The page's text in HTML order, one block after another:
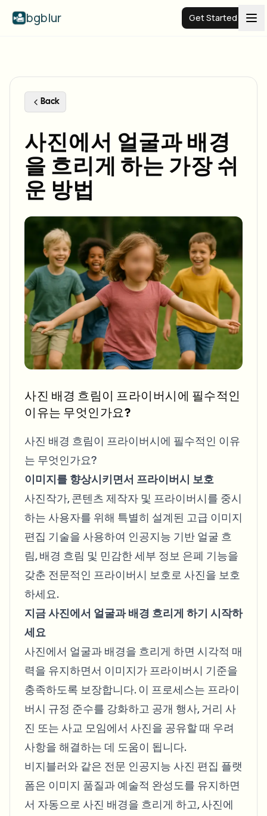
bgblur Get Started
Pricing
Examples
View all examples
Browse the full example library
Blur Face
Blur License Plate
Blur Background
Blur Anything
Screen recording blur
GDPR compliance blur
Vlogger street interview
Gaming & stream blur
Features
View all features
Browse every blur tool in one place
Blur License Plate
Blur Face
Blur Background
Blur Anything
Face Anonymization
Voice Anonymizer
Face Swap - Image
Face Swap - Video
Video intelligence
Bulk Video Blur
Process many videos in one run
Enterprise
Schools & education
Campus cameras, lectures, and district bulk privacy
Media & entertainment
Screeners, releases, and compliance
Retail & ecommerce
Store and warehouse footage
Clinic and patient-facing video governance
Public sector
Bulk face anonymization
Volume batches, retention, and SLAs
Fleet, dashcam, and parking at scale
High-throughput pipelines
Enterprise zones, policies, and review
API & SDK
Automate uploads, jobs, and webhooks
Contact form
Video intelligence
Bulk background removal
Resources
FAQ
Blog
Whitepapers
Tools
Category
Choose language
Back
사진에서 얼굴과 배경
을 흐리게 하는 가장 쉬
운 방법
사진 배경 흐림이 프라이버시에 필수적인
이유는 무엇인가요?
사진 배경 흐림이 프라이버시에 필수적인 이유
는 무엇인가요?
이미지를 향상시키면서 프라이버시 보호
사진작가, 콘텐츠 제작자 및 프라이버시를 중시
하는 사용자를 위해 특별히 설계된 고급 이미지
편집 기술을 사용하여 인공지능 기반 얼굴 흐
림, 배경 흐림 및 민감한 세부 정보 은폐 기능을
갖춘 전문적인 프라이버시 보호로 사진을 보호
하세요.
지금 사진에서 얼굴과 배경 흐리게 하기 시작하
세요
사진에서 얼굴과 배경을 흐리게 하면 시각적 매
력을 유지하면서 이미지가 프라이버시 기준을
충족하도록 보장합니다. 이 프로세스는 프라이
버시 규정 준수를 강화하고 공개 행사, 거리 사
진 또는 사교 모임에서 사진을 공유할 때 우려
사항을 해결하는 데 도움이 됩니다.
비지블러와 같은 전문 인공지능 사진 편집 플랫
폼은 이미지 품질과 예술적 완성도를 유지하면
서 자동으로 사진 배경을 흐리게 하고, 사진에